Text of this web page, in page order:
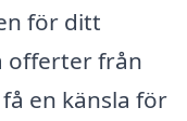
för ditt
offerter från
en känsla för